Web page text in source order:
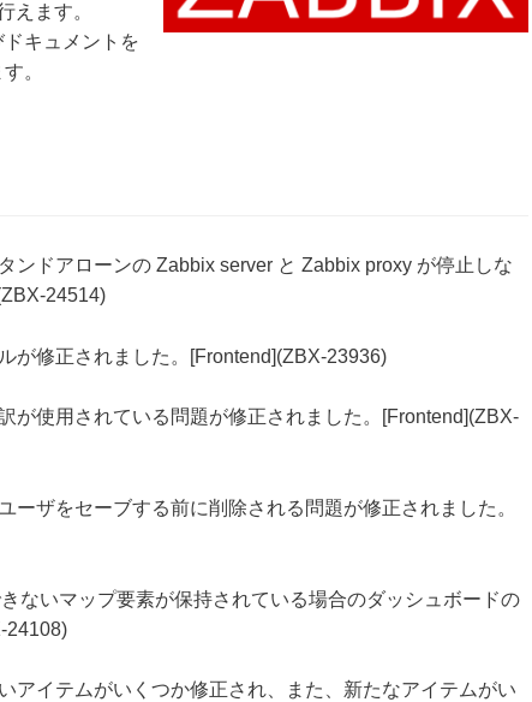
えます。
キュメントを
。
ンドアローンの Zabbix server と Zabbix proxy が停止しな
24514)
が修正されました。[Frontend](ZBX-23936)
が使用されている問題が修正されました。[Frontend](ZBX-
ーザをセーブする前に削除される問題が修正されました。
ないマップ要素が保持されている場合のダッシュボードの
24108)
アイテムがいくつか修正され、また、新たなアイテムがい